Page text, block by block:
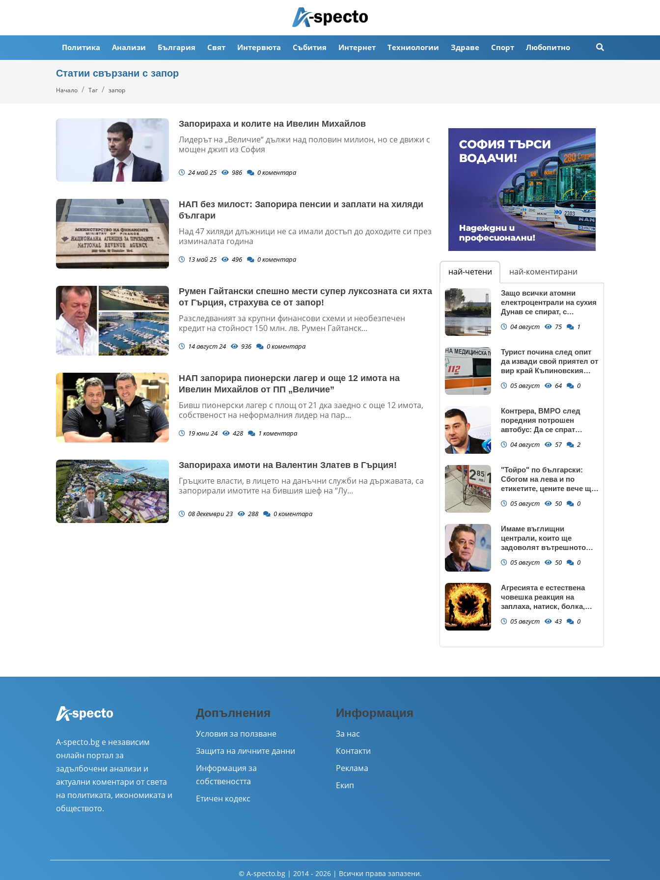
Политика Анализи България Свят Интервюта Събития Интернет Техниологии Здраве Спорт Любопитно
Статии свързани с запор
Начало Таг запор
Запорираха и колите на Ивелин Михайлов
Лидерът на „Величие“ дължи над половин милион, но се движи с
мощен джип из София
24 май 25 986 0коментара
НАП без милост: Запорира пенсии и заплати на хиляди
българи
Над 47 хиляди длъжници не са имали достъп до доходите си през
изминалата година
13 май 25 496 0коментара
Румен Гайтански спешно мести супер луксозната си яхта
от Гърция, страхува се от запор!
Разследваният за крупни финансови схеми и необезпечен
кредит на стойност 150 млн. лв. Румен Гайтанск...
14 август 24 936 0коментара
НАП запорира пионерски лагер и още 12 имота на
Ивелин Михайлов от ПП „Величие”
Бивш пионерски лагер с площ от 21 дка заедно с още 12 имота,
собственост на неформалния лидер на пар...
19 юни 24 428 1 коментара
Запорираха имоти на Валентин Златев в Гърция!
Гръцките власти, в лицето на данъчни служби на държавата, са
запорирали имотите на бившия шеф на “Лу...
08 декември 23 288 0коментара
най-четени най-коментирани
Защо всички атомни
електроцентрали на сухия
Дунав се спират, с
"Козлодуй"?
04 август 75 1
Турист почина след опит
да извади свой приятел от
вир край Къпиновския
05 август 64 0
Контрера, ВМРО след
поредния потрошен
автобус: Да се спрат
махали и гета в София!
04 август 57 2
"Тойро" по български:
Сбогом на лева и по
етикетите, цените вече ще
05 август 50 0
Имаме въглищни
централи, които ще
задоволят вътрешното
05 август 50 0
Агресията е естествена
човешка реакция на
заплаха, натиск, болка,
граници или пречка за
05 август 43 0
A-specto.bg е независим
онлайн портал за
задълбочени анализи и
актуални коментари от света
на политиката, икономиката и
обществото.
Допълнения
Условия за ползване
Защита на личните данни
Информация за
собствеността
Етичен кодекс
Информация
За нас
Контакти
Реклама
Екип
© A-specto.bg | 2014 - 2026 | Всички права запазени.